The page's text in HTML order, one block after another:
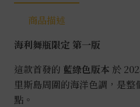
商品描述
海利舞瓶限定 第一版
這款首發的 藍綠色版本 於
里斯島周圍的海洋色調，是
點。